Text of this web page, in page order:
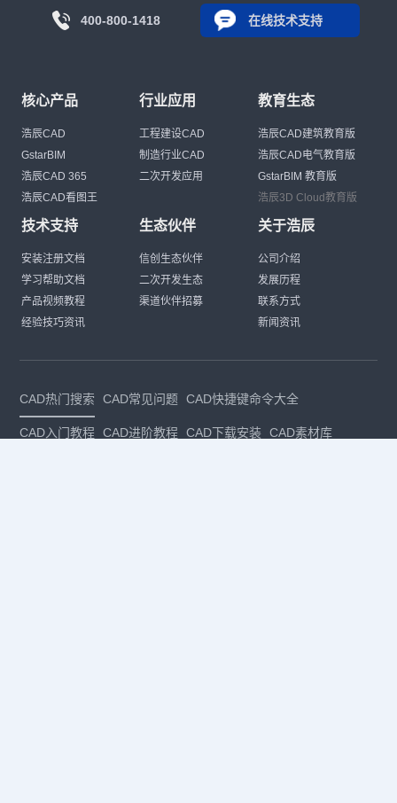
400-800-1418 在线技术支持
核心产品
浩辰CAD
GstarBIM
浩辰CAD 365
浩辰CAD看图王
行业应用
工程建设CAD
制造行业CAD
二次开发应用
教育生态
浩辰CAD建筑教育版
浩辰CAD电气教育版
GstarBIM 教育版
浩辰3D Cloud教育版
技术支持
安装注册文档
学习帮助文档
产品视频教程
经验技巧资讯
生态伙伴
信创生态伙伴
二次开发生态
渠道伙伴招募
关于浩辰
公司介绍
发展历程
联系方式
新闻资讯
CAD热门搜索 CAD常见问题 CAD快捷键命令大全
CAD入门教程 CAD进阶教程 CAD下载安装 CAD素材库